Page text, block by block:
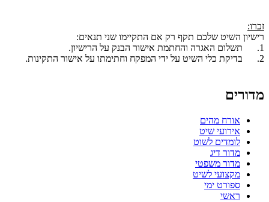
זכרו:
רישיון השיט שלכם תקף רק אם התקיימו שני תנאים:
1. תשלום האגרה והחתמת אישור הבנק על הרישיון.
2. בדיקת כלי השיט על ידי המפקח וחתימתו על אישור התקינות.
מדורים
אורח מהים
אירועי שיט
לומדים לשוט
מדור דיג
מדור משפטי
מקצועי לשיט
ספורט ימי
ראשי